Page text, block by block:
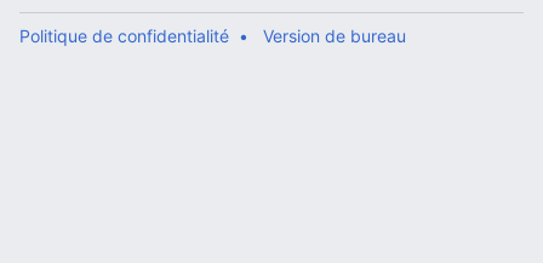
Politique de confidentialité Version de bureau